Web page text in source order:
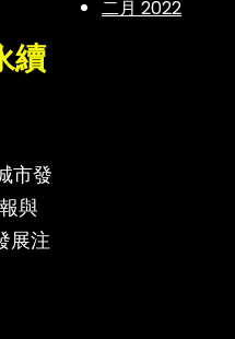
續
市發
與
展注
二月 2022